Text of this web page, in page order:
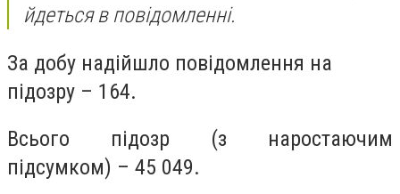
йдеться в повідомленні.
За добу надійшло повідомлення на
підозру – 164.
Всього підозр (з наростаючим
підсумком) – 45 049.